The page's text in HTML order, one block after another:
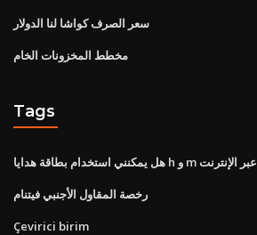
سعر الصرف كواشا لنا الدولار
مخطط المخزونات الخام
Tags
هل يمكنني استخدام بطاقة هدايا h و m عبر الإنترنت
رخصة المقاول الأجنبي فيتنام
Çevirici birim